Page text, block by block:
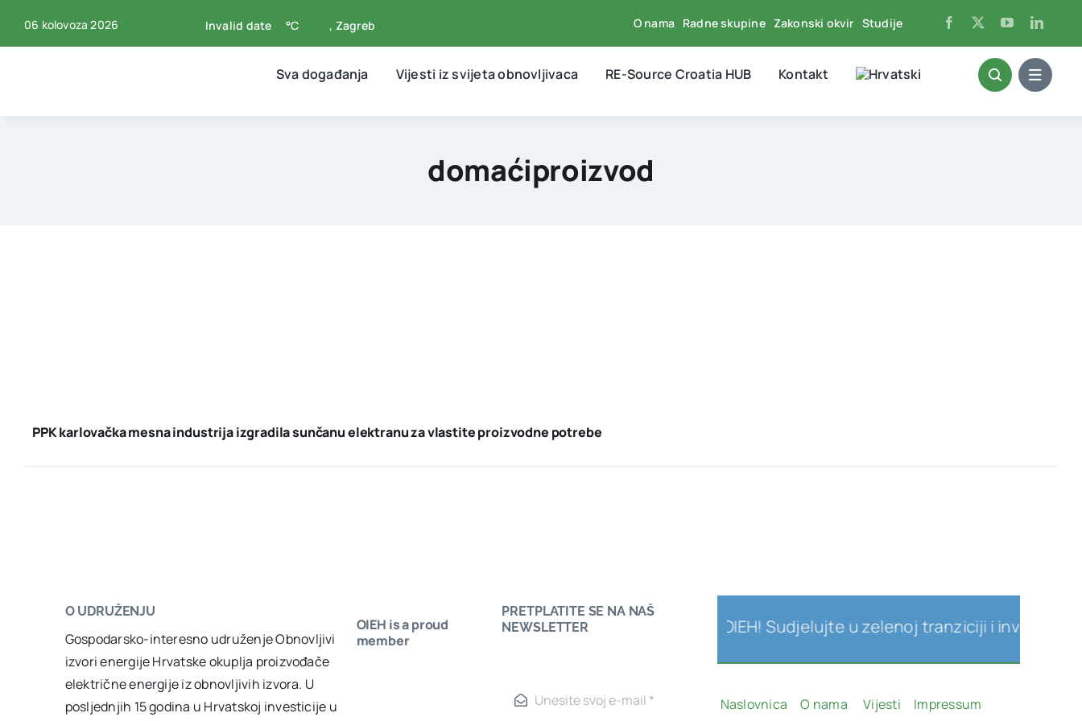
06 kolovoza 2026 Invalid date °C , Zagreb O nama Radne skupine Zakonski okvir Studije
Sva događanja Vijesti iz svijeta obnovljivaca RE-Source Croatia HUB Kontakt
domaćiproizvod
PPK karlovačka mesna industrija izgradila sunčanu elektranu za vlastite proizvodne potrebe
O UDRUŽENJU
Gospodarsko-interesno udruženje Obnovljivi
izvori energije Hrvatske okuplja proizvođače
električne energije iz obnovljivih izvora. U
posljednjih 15 godina u Hrvatskoj investicije u
OIEH is a proud
member
PRETPLATITE SE NA NAŠ
NEWSLETTER
Saznajte kako postati član Udruženja OIEH! Sudjelujte u zelenoj tranziciji i
Naslovnica O nama Vijesti
Impressum